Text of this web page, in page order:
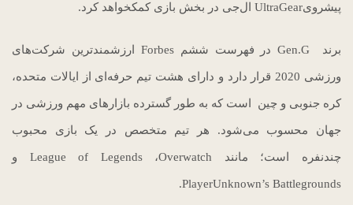
پیشرویUltraGear ال‌جی در بخش بازی کمکخواهد کرد.
برند Gen.G در فهرست ششم Forbes ارزشمندترین شرکت‌های
ورزشی 2020 قرار دارد و دارای هشت تیم حرفه‌ای از ایالات متحده،
کره جنوبی و چین است که به طور گسترده بازارهای مهم ورزشی در
جهان محسوب می‌شود. هر تیم متخصص در یک بازی محبوب
چندنفره است؛ مانند League of Legends ،Overwatch و
PlayerUnknown’s Battlegrounds.